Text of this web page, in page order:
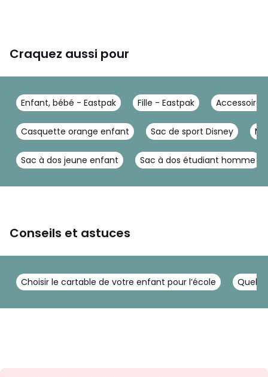
Craquez aussi pour
Enfant, bébé - Eastpak Fille - Eastpak
Casquette orange enfant Sac de sport Disney
Sac à dos jeune enfant Sac à dos étudiant homme
Conseils et astuces
Choisir le cartable de votre enfant pour l’école Quel